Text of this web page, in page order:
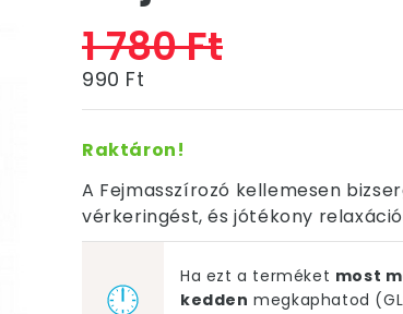
1 780 Ft
990 Ft
Raktáron!
A Fejmasszírozó kellemesen
vérkeringést, és jótékony
Ha ezt a terméket most
kedden megkaphatod